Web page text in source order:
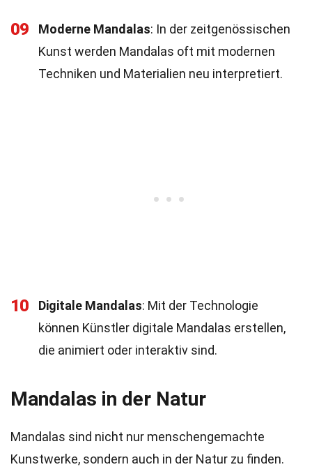
09 Moderne Mandalas: In der zeitgenössischen
Kunst werden Mandalas oft mit modernen
Techniken und Materialien neu interpretiert.
10 Digitale Mandalas: Mit der Technologie
können Künstler digitale Mandalas erstellen,
die animiert oder interaktiv sind.
Mandalas in der Natur
Mandalas sind nicht nur menschengemachte
Kunstwerke, sondern auch in der Natur zu finden.